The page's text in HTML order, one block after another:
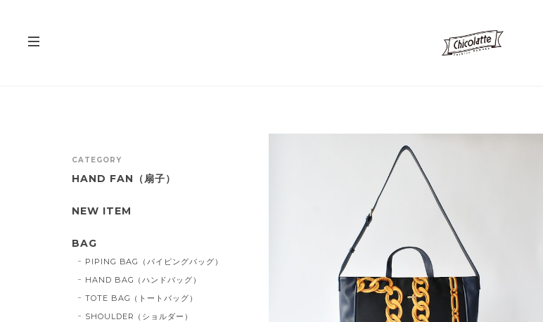
CATEGORY
HAND FAN（扇子）
NEW ITEM
BAG
PIPING BAG（パイピングバッグ）
HAND BAG（ハンドバッグ）
TOTE BAG（トートバッグ）
SHOULDER（ショルダー）